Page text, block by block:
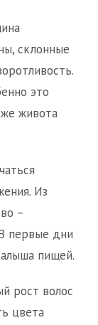
склонные
это
живота
Из
–
первые дни
пищей.
рост волос
цвета